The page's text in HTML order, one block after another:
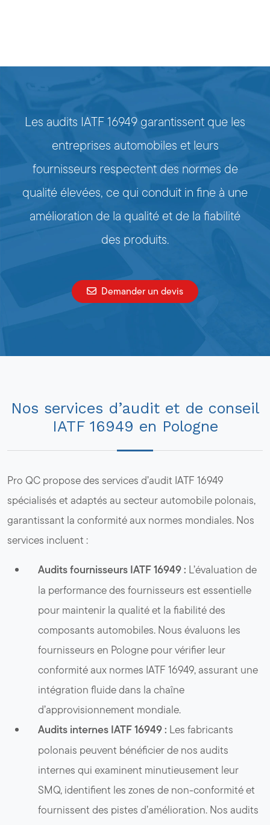
Les audits IATF 16949 garantissent que les
entreprises automobiles et leurs
fournisseurs respectent des normes de
qualité élevées, ce qui conduit in fine à une
amélioration de la qualité et de la fiabilité
des produits.
Demander un devis
Nos services d’audit et de conseil
IATF 16949 en Pologne
Pro QC propose des services d’audit IATF 16949
spécialisés et adaptés au secteur automobile polonais,
garantissant la conformité aux normes mondiales. Nos
services incluent :
Audits fournisseurs IATF 16949 : L’évaluation de
la performance des fournisseurs est essentielle
pour maintenir la qualité et la fiabilité des
composants automobiles. Nous évaluons les
fournisseurs en Pologne pour vérifier leur
conformité aux normes IATF 16949, assurant une
intégration fluide dans la chaîne
d’approvisionnement mondiale.
Audits internes IATF 16949 : Les fabricants
polonais peuvent bénéficier de nos audits
internes qui examinent minutieusement leur
SMQ, identifient les zones de non-conformité et
fournissent des pistes d’amélioration. Nos audits